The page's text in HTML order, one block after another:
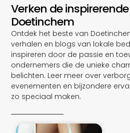
Verken de
Doetinchem
Ontdek het beste van
verhalen en blogs van lokale
inspireren door de passie en
ondernemers die de unieke
belichten. Leer meer over
evenementen en bijzondere
zo speciaal maken.